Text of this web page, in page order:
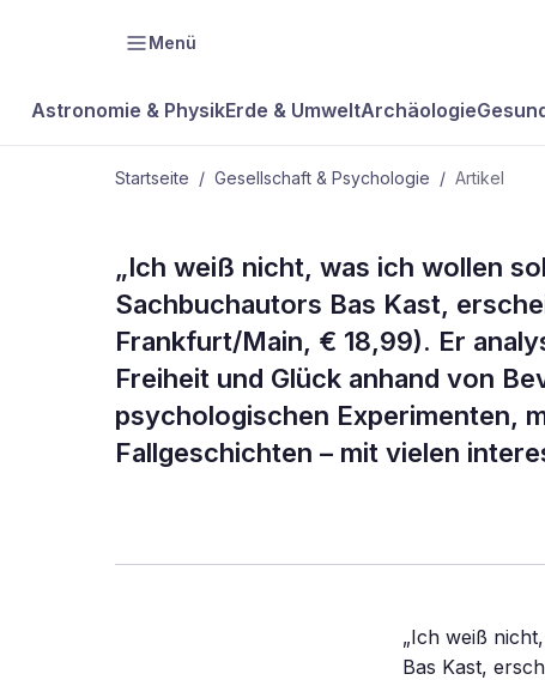
Menü
Astronomie & PhysikErde & UmweltArchäologie
Startseite / Gesellschaft & Psychologie / Artikel
GESELLSCHAFT & PSYCHOLOGIE
Das
Buch
„Ich weiß nicht, was ich wollen
Sachbuchautors Bas Kast,
Frankfurt/Main, € 18,99). Er
Freiheit und Glück anhand von
psychologischen Experimenten,
Fallgeschichten – mit vielen
„Ich weiß
Bas Kast,